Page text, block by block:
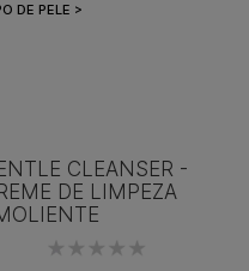
DE PELE >
CLEANSER -
DE LIMPEZA